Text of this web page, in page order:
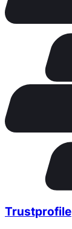
Trustprofile